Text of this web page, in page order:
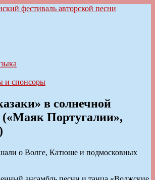
авторской песни
и спонсоры
в солнечной
Португалии»,
о Волге, Катюше и подмосковных